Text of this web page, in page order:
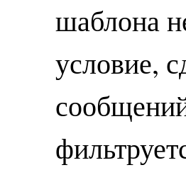
шаблона
условие,